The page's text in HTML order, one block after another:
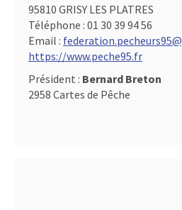
95810 GRISY LES PLATRES
Téléphone : 01 30 39 94 56
Email :
https://www.peche95.fr
Président : Bernard Breton
2958 Cartes de Pêche